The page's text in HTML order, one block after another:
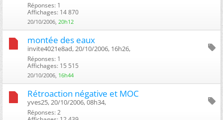
Réponses: 1
Affichages: 14 870
20/10/2006, 20h12
montée des eaux
invite4021e8ad, 20/10/2006, 16h26, ‎
Réponses: 1
Affichages: 15 515
20/10/2006, 16h44
Rétroaction négative et MOC
yves25, 20/10/2006, 08h34, ‎
Réponses: 2